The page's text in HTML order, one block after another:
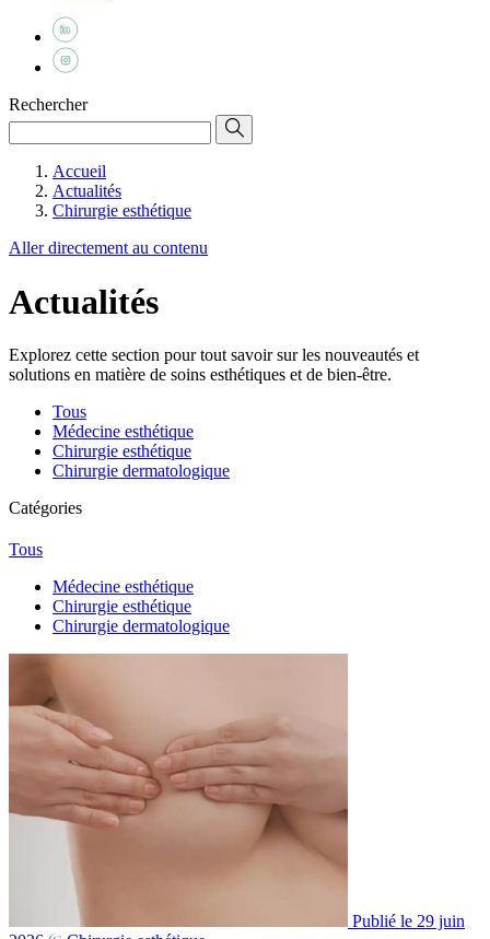
Rechercher
Accueil
Actualités
Chirurgie esthétique
Aller directement au contenu
Actualités
Explorez cette section pour tout savoir sur les nouveautés et
solutions en matière de soins esthétiques et de bien-être.
Tous
Médecine esthétique
Chirurgie esthétique
Chirurgie dermatologique
Catégories
Tous
Médecine esthétique
Chirurgie esthétique
Chirurgie dermatologique
Publié le 29 juin